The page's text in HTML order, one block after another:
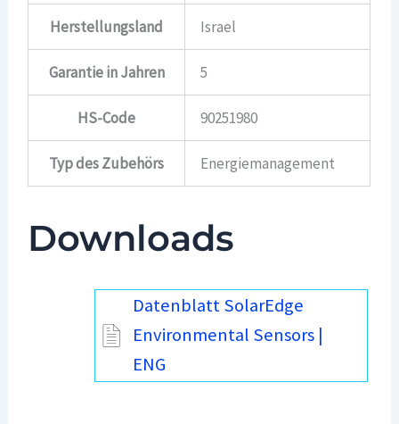
Herstellungsland Israel
Garantie in Jahren 5
HS-Code 90251980
Typ des Zubehörs Energiemanagement
Downloads
Datenblatt SolarEdge
Environmental Sensors |
ENG